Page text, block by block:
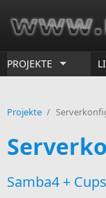
PROJEKTE
Projekte /
Samba4 +